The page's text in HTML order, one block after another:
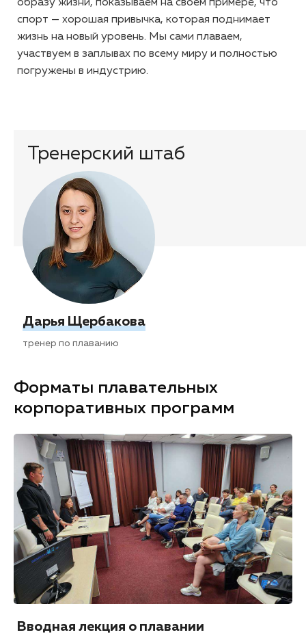
образу жизни, показываем на своем примере, что
спорт — хорошая привычка, которая поднимает
жизнь на новый уровень. Мы сами плаваем,
участвуем в заплывах по всему миру и полностью
погружены в индустрию.
Тренерский штаб
Дарья Щербакова
тренер по плаванию
Форматы плавательных
корпоративных программ
Вводная лекция о плавании